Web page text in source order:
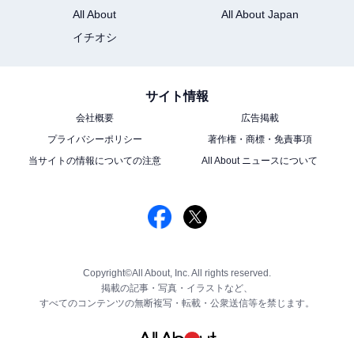
All About
All About Japan
イチオシ
サイト情報
会社概要
広告掲載
プライバシーポリシー
著作権・商標・免責事項
当サイトの情報についての注意
All About ニュースについて
Copyright©All About, Inc. All rights reserved.
掲載の記事・写真・イラストなど、
すべてのコンテンツの無断複写・転載・公衆送信等を禁じます。